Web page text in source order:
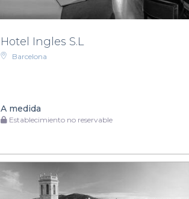
Hotel Ingles S.L
Barcelona
A medida
Establecimiento no reservable